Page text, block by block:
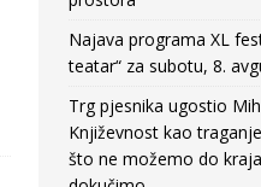
Najava programa XL
teatar“ za subotu, 8.
Trg pjesnika ugostio
Književnost kao
što ne možemo do